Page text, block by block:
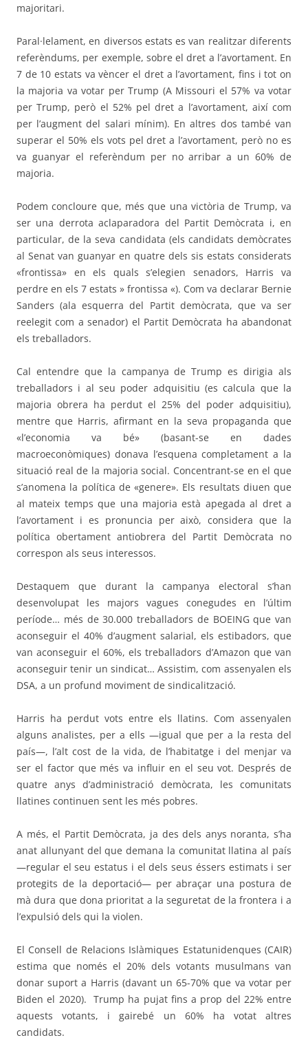
majoritari.
Paral·lelament, en diversos estats es van realitzar diferents
referèndums, per exemple, sobre el dret a l’avortament. En
7 de 10 estats va vèncer el dret a l’avortament, fins i tot on
la majoria va votar per Trump (A Missouri el 57% va votar
per Trump, però el 52% pel dret a l’avortament, així com
per l’augment del salari mínim). En altres dos també van
superar el 50% els vots pel dret a l’avortament, però no es
va guanyar el referèndum per no arribar a un 60% de
majoria.
Podem concloure que, més que una victòria de Trump, va
ser una derrotaaclaparadora del Partit Demòcrata i, en
particular, de la seva candidata (els candidats demòcrates
al Senat van guanyar en quatre dels sis estats considerats
«frontissa» en els quals s’elegien senadors, Harris va
perdre en els 7 estats » frontissa «). Com va declarar Bernie
Sanders (ala esquerra del Partit demòcrata, que va ser
reelegit com a senador) el Partit Demòcrata ha abandonat
els treballadors.
Cal entendre que la campanya de Trump es dirigia als
treballadors i al seu poder adquisitiu (es calcula que la
majoria obrera ha perdut el 25% del poder adquisitiu),
mentre que Harris, afirmant en la seva propaganda que
«l’economia va bé» (basant-se en dades
macroeconòmiques) donava l’esquena completament a la
situació real de la majoria social. Concentrant-se en el que
s’anomena la política de «genere». Els resultats diuen que
al mateix temps que una majoria està apegada al dret a
l’avortament i es pronuncia per això, considera que la
política obertament antiobrera del Partit Demòcrata no
correspon als seus interessos.
Destaquem que durant la campanya electoral s’han
desenvolupat les majors vagues conegudes en l’últim
període… més de 30.000 treballadors de BOEING que van
aconseguir el 40% d’augment salarial, els estibadors, que
van aconseguir el 60%, els treballadors d’Amazon que van
aconseguir tenir un sindicat… Assistim, com assenyalen els
DSA, a un profund moviment de sindicalització.
Harris ha perdut vots entre els llatins. Com assenyalen
alguns analistes, per a ells —igual que per a la resta del
país—, l’alt cost de la vida, de l’habitatge i del menjar va
ser el factor que més va influir en el seu vot. Després de
quatre anys d’administració demòcrata, les comunitats
llatines continuen sent les més pobres.
A més, el Partit Demòcrata, ja des dels anys noranta, s’ha
anat allunyant del que demana la comunitat llatina al país
—regular el seu estatus i el dels seus éssers estimats i ser
protegits de la deportació— per abraçar una postura de
mà dura que dona prioritat a la seguretat de la frontera i a
l’expulsió dels qui la violen.
El Consell de Relacions Islàmiques Estatunidenques (CAIR)
estima que només el 20% dels votants musulmans van
donar suport a Harris (davant un 65-70% que va votar per
Biden el 2020). Trump ha pujat fins a prop del 22% entre
aquests votants, i gairebé un 60% ha votat altres
candidats.